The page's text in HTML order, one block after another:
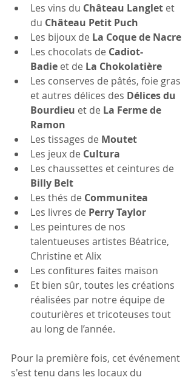
Les vins du Château Langlet et
du Château Petit Puch
Les bijoux de La Coque de Nacre
Les chocolats de Cadiot-
Badie et de La Chokolatière
Les conserves de pâtés, foie gras
et autres délices des Délices du
Bourdieu et de La Ferme de
Ramon
Les tissages de Moutet
Les jeux de Cultura
Les chaussettes et ceintures de
Billy Belt
Les thés de Communitea
Les livres de Perry Taylor
Les peintures de nos
talentueuses artistes Béatrice,
Christine et Alix
Les confitures faites maison
Et bien sûr, toutes les créations
réalisées par notre équipe de
couturières et tricoteuses tout
au long de l’année.
Pour la première fois, cet événement
s'est tenu dans les locaux du